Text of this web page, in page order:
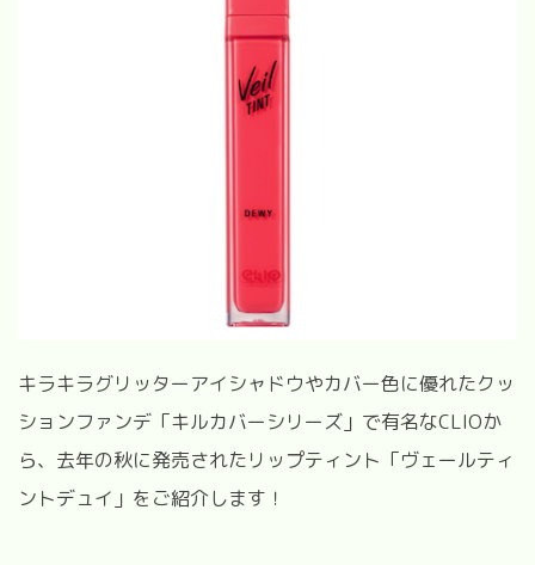
キラキラグリッターアイシャドウやカバー色に優れたクッ
ションファンデ「キルカバーシリーズ」で有名なCLIOか
ら、去年の秋に発売されたリップティント「ヴェールティ
ントデュイ」をご紹介します！